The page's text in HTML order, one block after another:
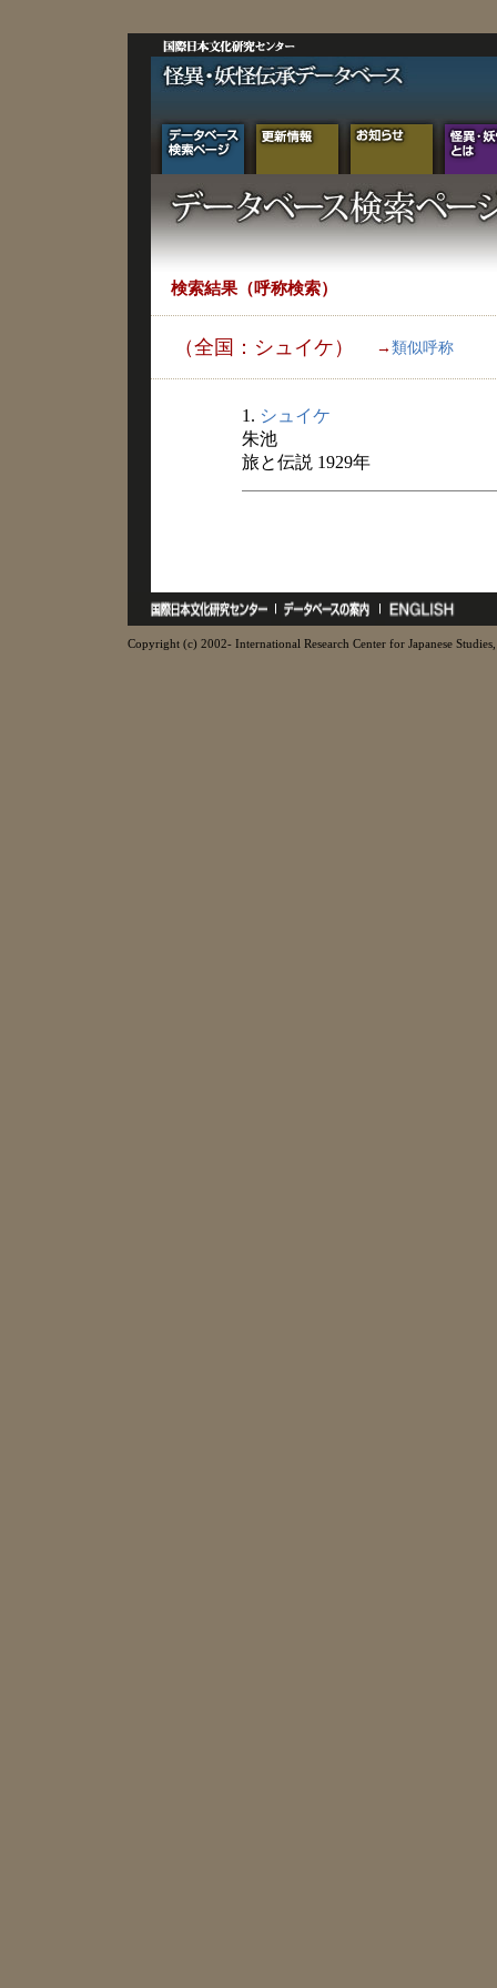
検索結果（呼称検索）
（全国：シュイケ） → 類似呼称
1. シュイケ
朱池
旅と伝説 1929年
Copyright (c) 2002- International Research Center for Japanese